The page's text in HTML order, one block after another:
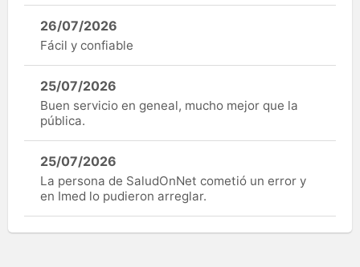
26/07/2026
Fácil y confiable
25/07/2026
Buen servicio en geneal, mucho mejor que la
pública.
25/07/2026
La persona de SaludOnNet cometió un error y
en Imed lo pudieron arreglar.